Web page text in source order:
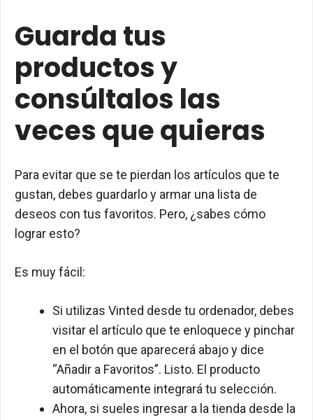
Guarda tus
productos y
consúltalos las
veces que quieras
Para evitar que se te pierdan los artículos que te
gustan, debes guardarlo y armar una lista de
deseos con tus favoritos. Pero, ¿sabes cómo
lograr esto?
Es muy fácil:
Si utilizas Vinted desde tu ordenador, debes
visitar el artículo que te enloquece y pinchar
en el botón que aparecerá abajo y dice
“Añadir a Favoritos”. Listo. El producto
automáticamente integrará tu selección.
Ahora, si sueles ingresar a la tienda desde la